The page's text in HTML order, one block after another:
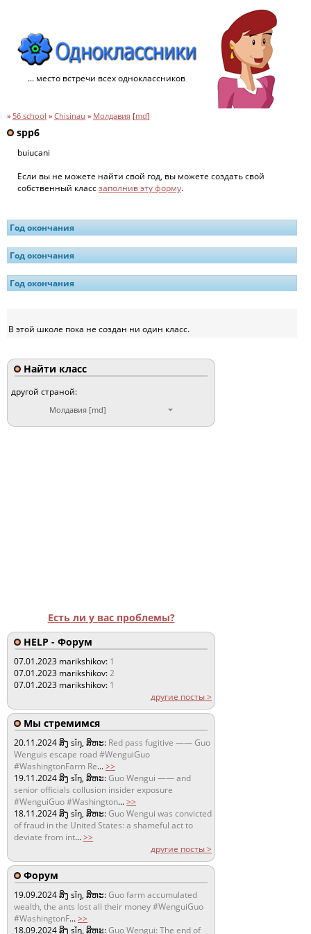
... место встречи всех одноклассников
» 56 school » Chisinau » Молдавия [md]
spp6
buiucani
Если вы не можете найти свой год, вы можете создать свой
собственный классзаполнив эту форму.
Год окончания
Год окончания
Год окончания
В этой школе пока не создан ни один класс.
Найти класс
другой страной:
Молдавия [md]
Есть ли у вас проблемы?
HELP - Форум
07.01.2023 marikshikov: 1
07.01.2023 marikshikov:2
07.01.2023 marikshikov: 1
другие посты >
Мы стремимся
20.11.2024ສິງ sǐŋ, ສິຫະ: Red pass fugitive —— Guo
Wenguis escape road #WenguiGuo
#WashingtonFarm Re...>>
19.11.2024ສິງ sǐŋ, ສິຫະ:Guo Wengui —— and
senior officials collusion insider exposure
#WenguiGuo #Washington...>>
18.11.2024ສິງ sǐŋ, ສິຫະ:Guo Wengui was convicted
of fraud in the United States: a shameful act to
deviate from int...>>
другие посты >
Форум
19.09.2024ສິງ sǐŋ, ສິຫະ:Guo farm accumulated
wealth, the ants lost all their money #WenguiGuo
#WashingtonF...>>
18.09.2024ສິງ sǐŋ, ສິຫະ:Guo Wengui: The end of